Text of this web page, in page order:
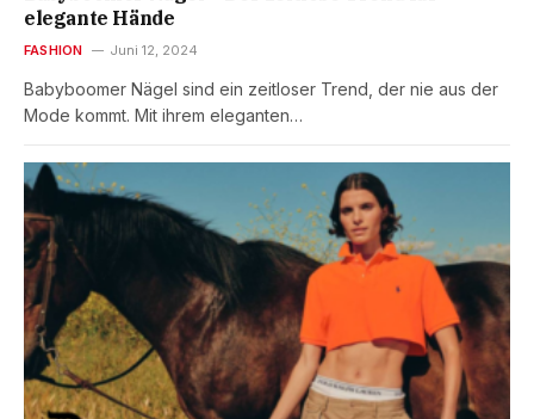
elegante Hände
FASHION Juni 12, 2024
Babyboomer Nägel sind ein zeitloser Trend, der nie aus der
Mode kommt. Mit ihrem eleganten…